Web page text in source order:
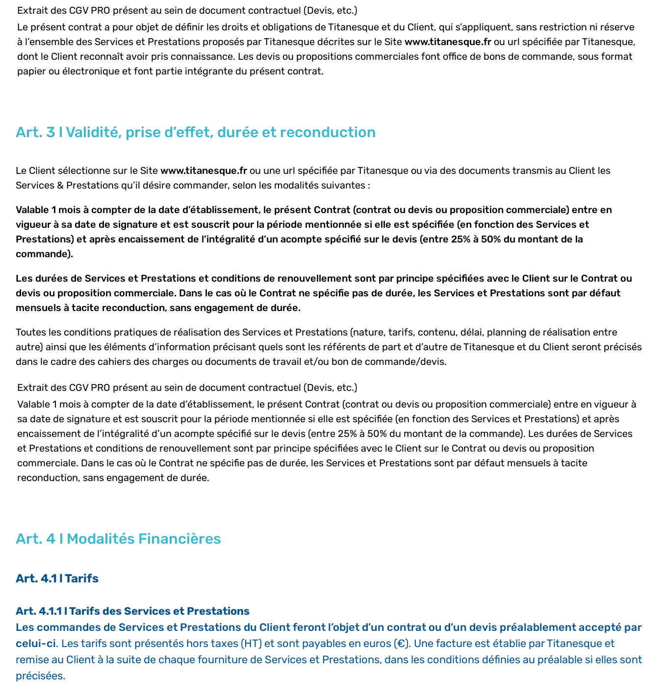
Extrait des CGV PRO présent au sein de document contractuel (Devis, etc.)
Le présent contrat a pour objet de définir les droits et obligations de Titanesque et du Client, qui s’appliquent, sans restriction ni réserve
à l’ensemble des Services et Prestations proposés par Titanesque décrites sur le Site www.titanesque.frou url spécifiée par Titanesque,
dont le Client reconnaît avoir pris connaissance. Les devis ou propositions commerciales font office de bons de commande, sous format
papier ou électronique et font partie intégrante du présent contrat.
Art. 3 l Validité, prise d’effet, durée et reconduction
Le Client sélectionne sur le Site www.titanesque.frou une url spécifiée par Titanesque ou via des documents transmis au Client les
Services & Prestations qu’il désire commander, selon les modalités suivantes :
Valable 1 mois à compter de la date d’établissement, le présent Contrat (contrat ou devis ou proposition commerciale) entre en
vigueur à sa date de signature et est souscrit pour la période mentionnée si elle est spécifiée (en fonction des Services et
Prestations) et après encaissement de l’intégralité d’un acompte spécifié sur le devis (entre 25% à 50% du montant de la
commande).
Les durées de Services et Prestations et conditions de renouvellement sont par principe spécifiées avec le Client sur le Contrat ou
devis ou proposition commerciale. Dans le cas où le Contrat ne spécifie pas de durée, les Services et Prestations sont par défaut
mensuels à tacite reconduction, sans engagement de durée.
Toutes les conditions pratiques de réalisation des Services et Prestations (nature, tarifs, contenu, délai, planning de réalisation entre
autre) ainsi que les éléments d’information précisant quels sont les référents de part et d’autre de Titanesque et du Client seront précisés
dans le cadre des cahiers des charges ou documents de travail et/ou bon de commande/devis.
Extrait des CGV PRO présent au sein de document contractuel (Devis, etc.)
Valable 1 mois à compter de la date d’établissement, le présent Contrat (contrat ou devis ou proposition commerciale) entre en vigueur à
sa date de signature et est souscrit pour la période mentionnée si elle est spécifiée (en fonction des Services et Prestations) et après
encaissement de l’intégralité d’un acompte spécifié sur le devis (entre 25% à 50% du montant de la commande). Les durées de Services
et Prestations et conditions de renouvellement sont par principe spécifiées avec le Client sur le Contrat ou devis ou proposition
commerciale. Dans le cas où le Contrat ne spécifie pas de durée, les Services et Prestations sont par défaut mensuels à tacite
reconduction, sans engagement de durée.
Art. 4 l Modalités Financières
Art. 4.1 l Tarifs
Art. 4.1.1 l Tarifs des Services et Prestations
Les commandes de Services et Prestations du Client feront l’objet d’un contrat ou d’un devis préalablement accepté par
celui-ci. Les tarifs sont présentés hors taxes (HT) et sont payables en euros (€). Une facture est établie par Titanesque et
remise au Client à la suite de chaque fourniture de Services et Prestations, dans les conditions définies au préalable si elles sont
précisées.